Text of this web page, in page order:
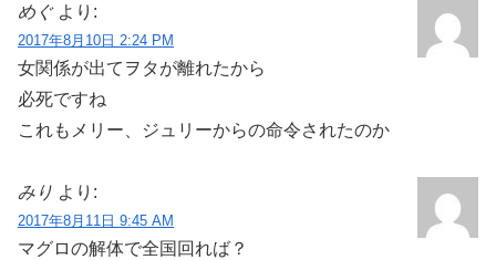
めぐ より:
2017年8月10日 2:24 PM
女関係が出てヲタが離れたから
必死ですね
これもメリー、ジュリーからの命令されたのか
みり より:
2017年8月11日 9:45 AM
マグロの解体で全国回れば？